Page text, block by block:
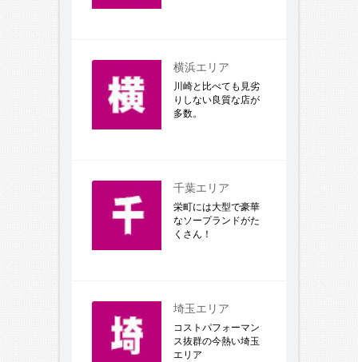
横浜エリア
川崎と比べても見劣
りしない良質な店が
多数。
千葉エリア
栄町には大型で豪華
なソープランドがた
くさん！
埼玉エリア
コストパフォーマン
ス抜群の今熱い埼玉
エリア